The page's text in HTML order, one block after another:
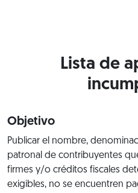
Lista de
Objetivo
Publicar el nombre,
patronal de contribuyentes
firmes y/o créditos fiscales
exigibles, no se encuentren